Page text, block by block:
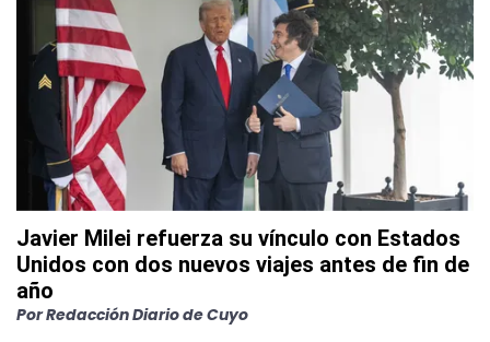
Javier Milei refuerza su vínculo con Estados
Unidos con dos nuevos viajes antes de fin de
año
PorRedacción Diario de Cuyo